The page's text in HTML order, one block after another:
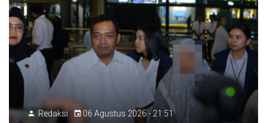
Redaksi 06 Agustus 2026 - 21:51